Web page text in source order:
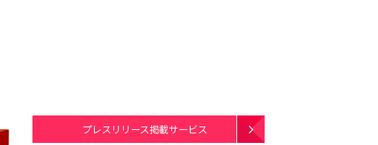
プレスリリース掲載サービス